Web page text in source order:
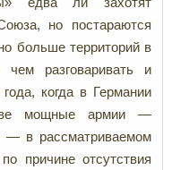
но постараются
больше территорий в
разговаривать и
когда в Германии
мощные армии —
— в рассматриваемом
причине отсутствия